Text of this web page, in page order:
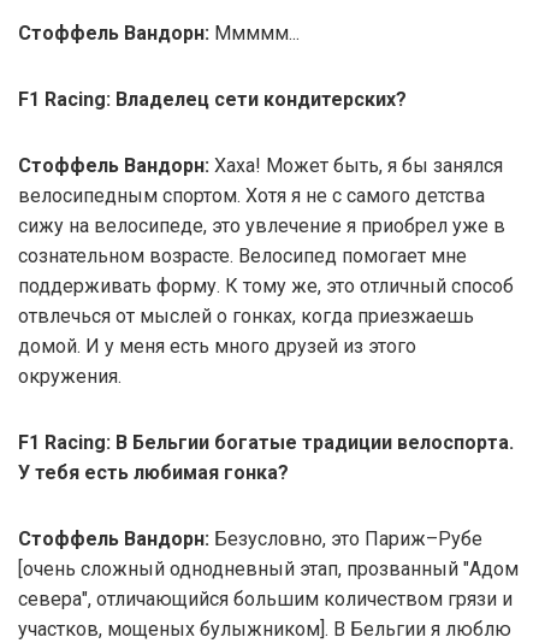
Стоффель Вандорн: Ммммм...
F1 Racing: Владелец сети кондитерских?
Стоффель Вандорн: Хаха! Может быть, я бы занялся
велосипедным спортом. Хотя я не с самого детства
сижу на велосипеде, это увлечение я приобрел уже в
сознательном возрасте. Велосипед помогает мне
поддерживать форму. К тому же, это отличный способ
отвлечься от мыслей о гонках, когда приезжаешь
домой. И у меня есть много друзей из этого
окружения.
F1 Racing: В Бельгии богатые традиции велоспорта.
У тебя есть любимая гонка?
Стоффель Вандорн: Безусловно, это Париж–Рубе
[очень сложный однодневный этап, прозванный "Адом
севера", отличающийся большим количеством грязи и
участков, мощеных булыжником]. В Бельгии я люблю